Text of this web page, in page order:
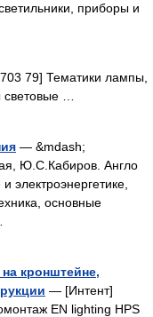
приборы и
79] Тематики лампы,
…
— &mdash;
Ю.С.Кабиров. Англо
электроэнергетике,
основные
кронштейне,
— [Интент]
EN lighting HPS